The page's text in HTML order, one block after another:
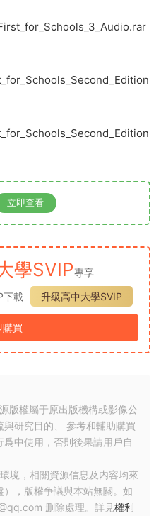
立即查看
學SVIP專享
下載
升級高中大學SVIP
購買
版權屬于原出版機構或影像公
研究目的、 參考和輔助購買
中使用，否則後果請用戶自
境，相關資源信息及内容均來
，版權争議與本站無關。如
删除處理。詳見權利